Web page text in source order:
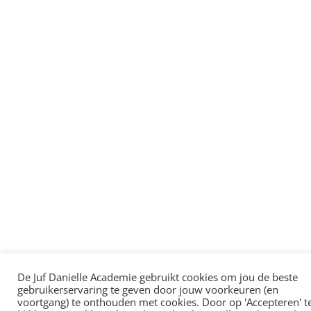
De Juf Danielle Academie gebruikt cookies om jou de beste
gebruikerservaring te geven door jouw voorkeuren (en
voortgang) te onthouden met cookies. Door op 'Accepteren'